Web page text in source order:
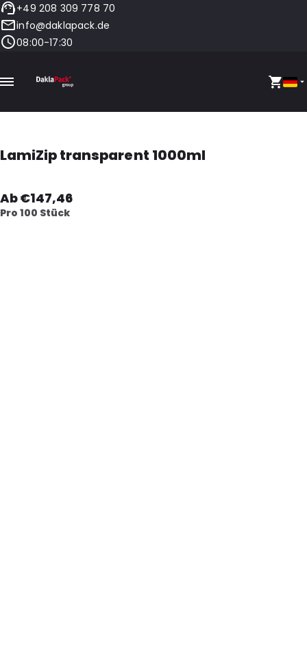
+49 208 309 778 70
info@daklapack.de
08:00-17:30
LamiZip transparent 1000ml
Ab €147,46
Pro 100 Stück